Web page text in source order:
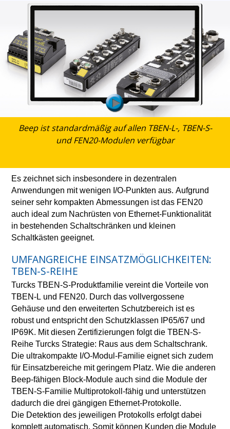
Beep ist standardmäßig auf allen TBEN-L-, TBEN-S-
und FEN20-Modulen verfügbar
Es zeichnet sich insbesondere in dezentralen
Anwendungen mit wenigen I/O-Punkten aus. Aufgrund
seiner sehr kompakten Abmessungen ist das FEN20
auch ideal zum Nachrüsten von Ethernet-Funktionalität
in bestehenden Schaltschränken und kleinen
Schaltkästen geeignet.
UMFANGREICHE EINSATZMÖGLICHKEITEN:
TBEN-S-REIHE
Turcks TBEN-S-Produktfamilie vereint die Vorteile von
TBEN-L und FEN20. Durch das vollvergossene
Gehäuse und den erweiterten Schutzbereich ist es
robust und entspricht den Schutzklassen IP65/67 und
IP69K. Mit diesen Zertifizierungen folgt die TBEN-S-
Reihe Turcks Strategie: Raus aus dem Schaltschrank.
Die ultrakompakte I/O-Modul-Familie eignet sich zudem
für Einsatzbereiche mit geringem Platz. Wie die anderen
Beep-fähigen Block-Module auch sind die Module der
TBEN-S-Familie Multiprotokoll-fähig und unterstützen
dadurch die drei gängigen Ethernet-Protokolle.
Die Detektion des jeweiligen Protokolls erfolgt dabei
komplett automatisch. Somit können Kunden die Module